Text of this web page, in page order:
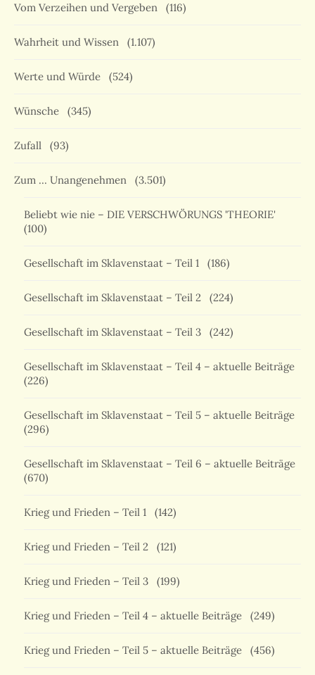
Vom Verzeihen und Vergeben (116)
Wahrheit und Wissen (1.107)
Werte und Würde (524)
Wünsche (345)
Zufall (93)
Zum … Unangenehmen (3.501)
Beliebt wie nie – DIE VERSCHWÖRUNGS 'THEORIE'
(100)
Gesellschaft im Sklavenstaat – Teil 1 (186)
Gesellschaft im Sklavenstaat – Teil 2 (224)
Gesellschaft im Sklavenstaat – Teil 3 (242)
Gesellschaft im Sklavenstaat – Teil 4 – aktuelle Beiträge
(226)
Gesellschaft im Sklavenstaat – Teil 5 – aktuelle Beiträge
(296)
Gesellschaft im Sklavenstaat – Teil 6 – aktuelle Beiträge
(670)
Krieg und Frieden – Teil 1 (142)
Krieg und Frieden – Teil 2 (121)
Krieg und Frieden – Teil 3 (199)
Krieg und Frieden – Teil 4 – aktuelle Beiträge (249)
Krieg und Frieden – Teil 5 – aktuelle Beiträge (456)